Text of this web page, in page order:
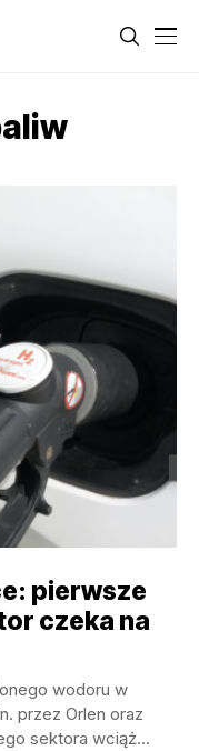
pierwsze
czeka na
wodoru w
przez Orlen oraz
sektora wciąż...